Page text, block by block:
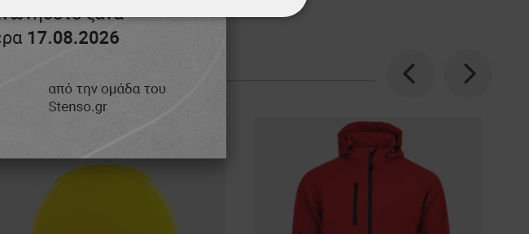
Previous Next
ΛΕΙΤΟΥΡΓΙΚΌΤΗΤΑΣ